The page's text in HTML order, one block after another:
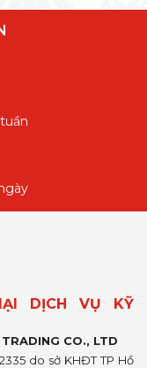
DỊCH VỤ KỸ
CO., LTD
do sở KHĐT TP Hồ